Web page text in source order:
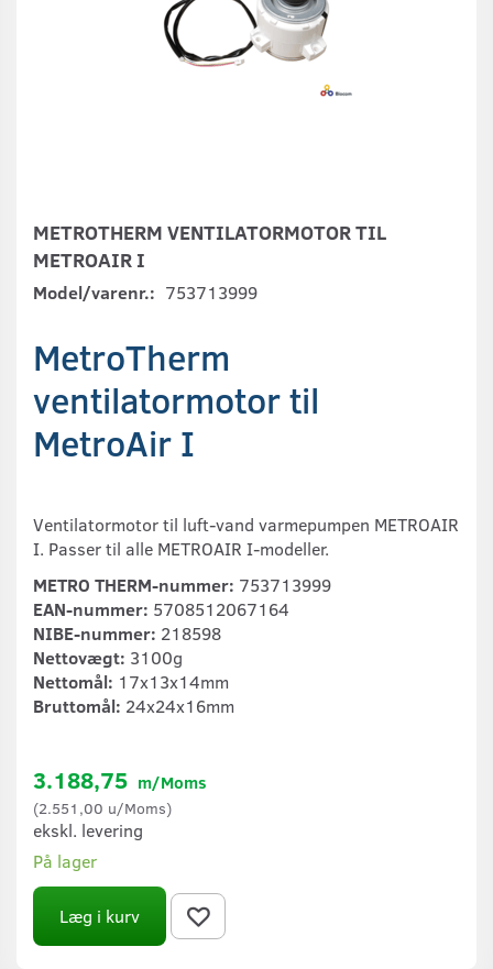
METROTHERM VENTILATORMOTOR TIL
METROAIR I
Model/varenr.: 753713999
MetroTherm
ventilatormotor til
MetroAir I
Ventilatormotor til luft-vand varmepumpen METROAIR
I. Passer til alle METROAIR I-modeller.
METRO THERM-nummer: 753713999
EAN-nummer: 5708512067164
NIBE-nummer: 218598
Nettovægt: 3100g
Nettomål: 17x13x14mm
Bruttomål: 24x24x16mm
3.188,75 m/Moms
(2.551,00 u/Moms)
ekskl. levering
På lager
Læg i kurv